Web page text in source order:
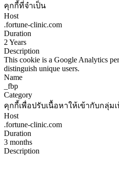
คุกกี้ที่จำเป็น
Host
.fortune-clinic.com
Duration
2 Years
Description
This cookie is a Google Analytics
distinguish unique users.
Name
_fbp
Category
คุกกี้เพื่อปรับเนื้อหาให้เข้ากับกลุ่ม
Host
.fortune-clinic.com
Duration
3 months
Description